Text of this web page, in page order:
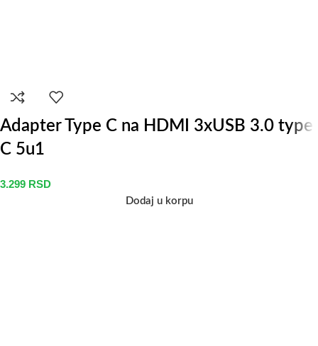
Adapter Type C na HDMI 3xUSB 3.0 type
C 5u1
3.299 RSD
Dodaj u korpu